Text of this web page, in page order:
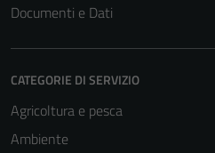
Documenti e Dati
CATEGORIE DI SERVIZIO
Agricoltura e pesca
Ambiente